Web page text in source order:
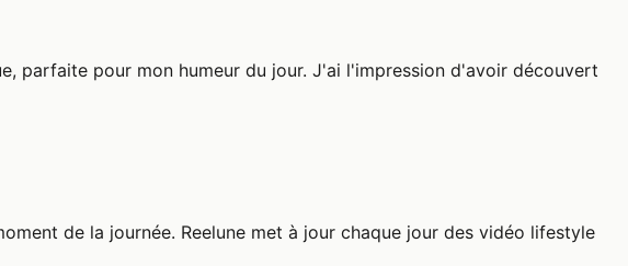
parfaite pour mon humeur du jour. J'ai l'impression d'avoir découvert
de la journée. Reelune met à jour chaque jour des vidéo lifestyle